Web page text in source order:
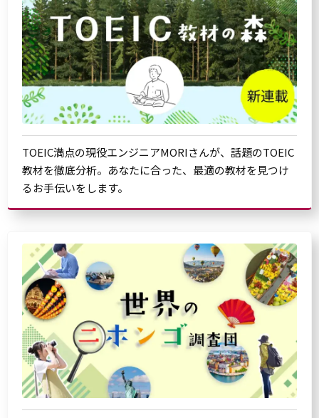
TOEIC満点の現役エンジニアMORIさんが、話題のTOEIC
教材を徹底分析。あなたに合った、最適の教材を見つけ
るお手伝いをします。